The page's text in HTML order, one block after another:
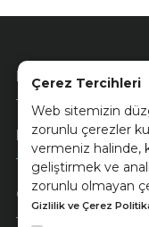
Çerez Tercihleri
Web sitemizin
zorunlu çerezler
vermeniz halinde,
geliştirmek ve
zorunlu olmayan
Gizlilik ve Çerez
Kurumsal
Müşteri Hizmetleri
Ödeme